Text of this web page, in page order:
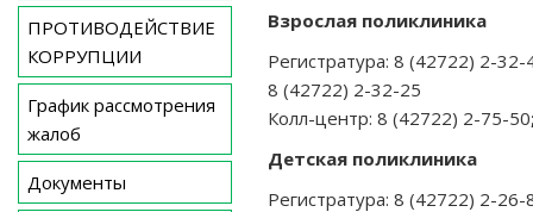
ПРОТИВОДЕЙСТВИЕ
КОРРУПЦИИ
График рассмотрения
жалоб
Документы
Взрослая поликлиника
Регистратура: 8 (42722) 2-32-
8 (42722) 2-32-25
Колл-центр: 8 (42722) 2-75-50
Детская поликлиника
Регистратура: 8 (42722) 2-26-